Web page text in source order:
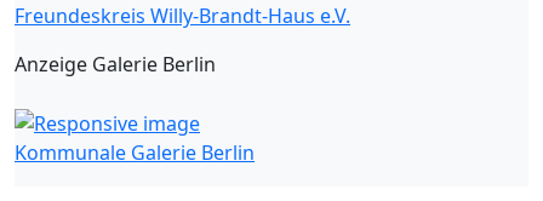
Freundeskreis Willy-Brandt-Haus e.V.
Anzeige Galerie Berlin
Kommunale Galerie Berlin